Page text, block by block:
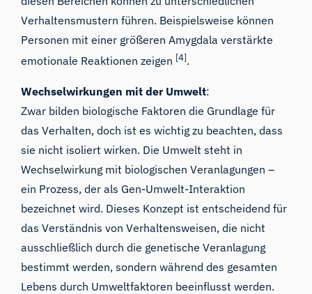
Verhaltensmustern führen. Beispielsweise können
Personen mit einer größeren Amygdala verstärkte
emotionale Reaktionen zeigen [4].
Wechselwirkungen mit der Umwelt:
Zwar bilden biologische Faktoren die Grundlage für
das Verhalten, doch ist es wichtig zu beachten, dass
sie nicht isoliert wirken. Die Umwelt steht in
Wechselwirkung mit biologischen Veranlagungen –
ein Prozess, der als Gen-Umwelt-Interaktion
bezeichnet wird. Dieses Konzept ist entscheidend für
das Verständnis von Verhaltensweisen, die nicht
ausschließlich durch die genetische Veranlagung
bestimmt werden, sondern während des gesamten
Lebens durch Umweltfaktoren beeinflusst werden.